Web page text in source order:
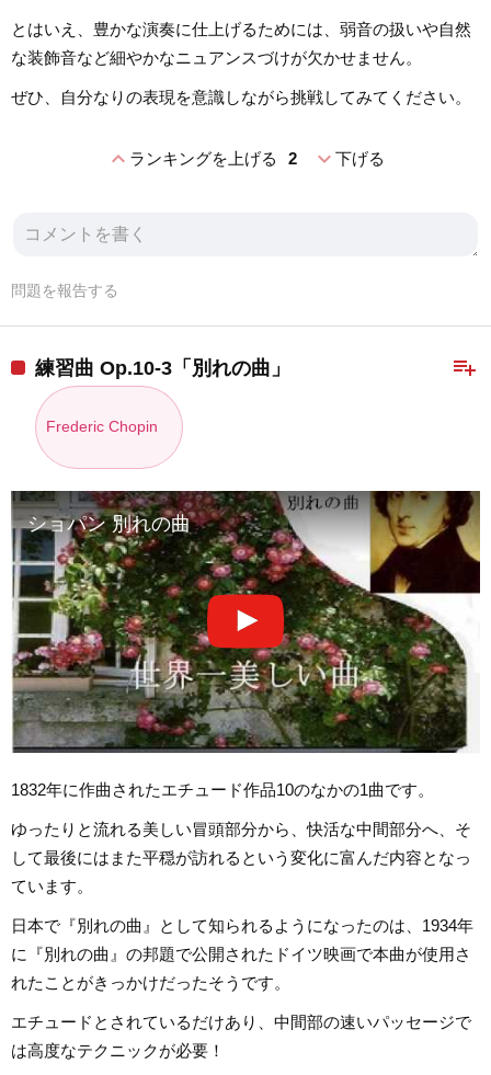
とはいえ、豊かな演奏に仕上げるためには、弱音の扱いや自然
な装飾音など細やかなニュアンスづけが欠かせません。
ぜひ、自分なりの表現を意識しながら挑戦してみてください。
expand_lessランキングを上げる 2 expand_more下げる
問題を報告する
playlist_add
練習曲 Op.10-3「別れの曲」
Frederic Chopin
ショパン 別れの曲
1832年に作曲されたエチュード作品10のなかの1曲です。
ゆったりと流れる美しい冒頭部分から、快活な中間部分へ、そ
して最後にはまた平穏が訪れるという変化に富んだ内容となっ
ています。
日本で『別れの曲』として知られるようになったのは、1934年
に『別れの曲』の邦題で公開されたドイツ映画で本曲が使用さ
れたことがきっかけだったそうです。
エチュードとされているだけあり、中間部の速いパッセージで
は高度なテクニックが必要！